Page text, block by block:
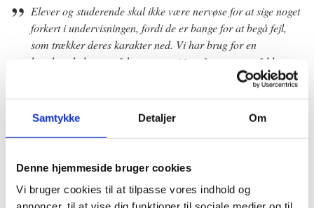
Samtykke Detaljer Om
Denne hjemmeside bruger cookies
Vi bruger cookies til at tilpasse vores indhold og
Elever og studerende skal ikke være nervøse for at sige noget
forkert i undervisningen, fordi de er bange for at begå fejl,
som trækker deres karakter ned. Vi har brug for en
karakterskala, som fokuserer positivt på, at man opfylder
mål, fremfor antallet af fejl. Jeg mener også, at vi igen skal
for at motivere de studerende til at gøre sig ekstra umage,
tage chancer og tænke ud af boksen, siger uddannelses- og
Vi har brug for en karakterskala der ikke kun handler om at